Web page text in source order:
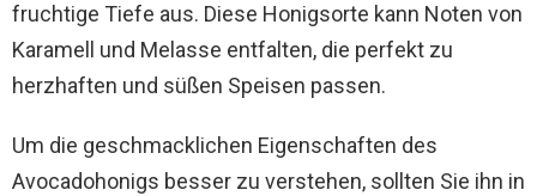
fruchtige Tiefe aus. Diese Honigsorte kann Noten von
Karamell und Melasse entfalten, die perfekt zu
herzhaften und süßen Speisen passen.
Um die geschmacklichen Eigenschaften des
Avocadohonigs besser zu verstehen, sollten Sie ihn in